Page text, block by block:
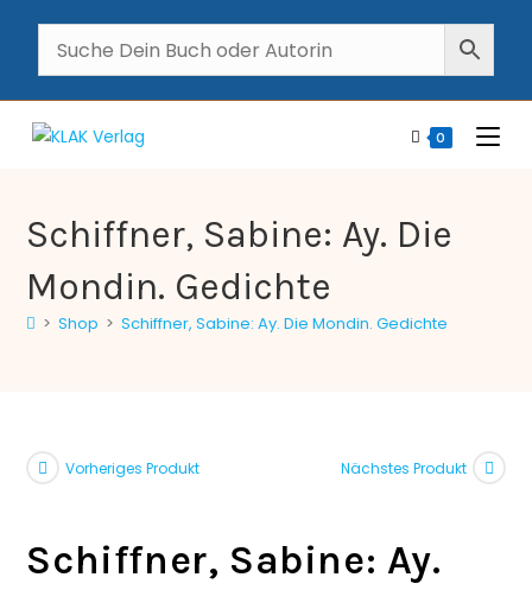
0
Schiffner, Sabine: Ay. Die
Mondin. Gedichte
> Shop > Schiffner, Sabine: Ay. Die Mondin. Gedichte
Vorheriges Produkt Nächstes Produkt
Schiffner, Sabine: Ay.